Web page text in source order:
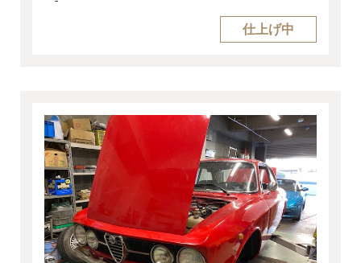
仕上げ中